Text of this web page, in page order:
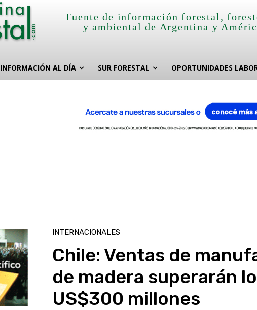
Fuente de información forestal,
y ambiental de Argentina y
INFORMACIÓN AL DÍA SUR FORESTAL OPORTUNIDADES
INTERNACIONALES
Chile: Ventas de
de madera superarán
US$300 millones